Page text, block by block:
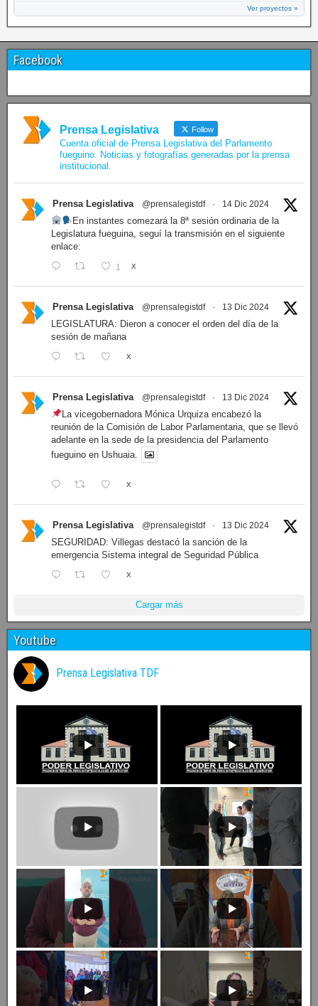
Ver proyectos »
Facebook
Prensa Legislativa Follow
Cuenta oficial de Prensa Legislativa del Parlamento
fueguino. Noticias y fotografías generadas por la prensa
institucional.
Prensa Legislativa @prensalegistdf · 14 Dic 2024
En instantes comezará la 8ª sesión ordinaria de la
Legislatura fueguina, seguí la transmisión en el siguiente
enlace:
1 X
Prensa Legislativa @prensalegistdf · 13 Dic 2024
LEGISLATURA: Dieron a conocer el orden del día de la
sesión de mañana
X
Prensa Legislativa @prensalegistdf · 13 Dic 2024
La vicegobernadora Mónica Urquiza encabezó la
reunión de la Comisión de Labor Parlamentaria, que se llevó
adelante en la sede de la presidencia del Parlamento
fueguino en Ushuaia.
X
Prensa Legislativa @prensalegistdf · 13 Dic 2024
SEGURIDAD: Villegas destacó la sanción de la
emergencia Sistema integral de Seguridad Pública
X
Cargar más
Youtube
Prensa Legislativa TDF